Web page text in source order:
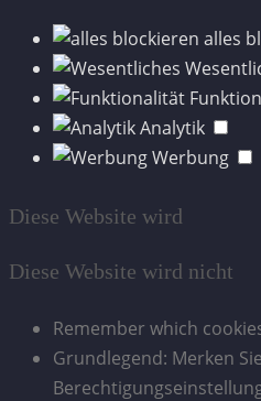
alles
Analytik
Werbung
Diese Website wird
Diese Website wird nicht
Remember which
Grundlegend: Merken